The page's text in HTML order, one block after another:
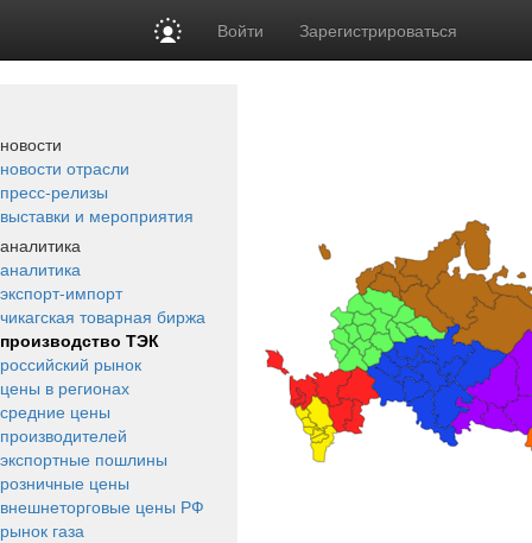
Войти Зарегистрироваться
новости
новости отрасли
пресс-релизы
выставки и мероприятия
аналитика
аналитика
экспорт-импорт
чикагская товарная биржа
производство ТЭК
российский рынок
цены в регионах
средние цены
производителей
экспортные пошлины
розничные цены
внешнеторговые цены РФ
рынок газа